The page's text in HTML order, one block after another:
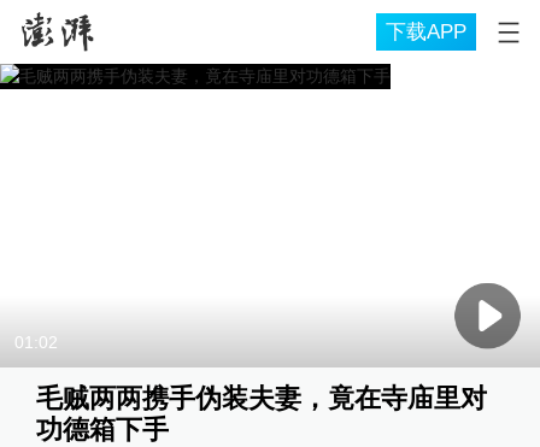
下载APP
01:02
毛贼两两携手伪装夫妻，竟在寺庙里对
功德箱下手